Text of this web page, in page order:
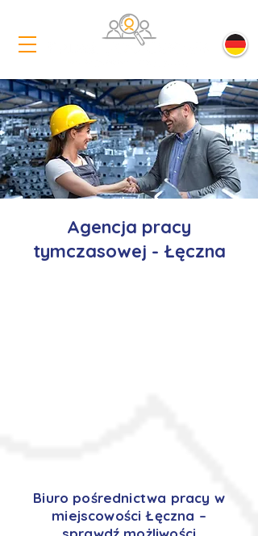
Agencja pracy
tymczasowej - Łęczna
Biuro pośrednictwa pracy w
miejscowości Łęczna –